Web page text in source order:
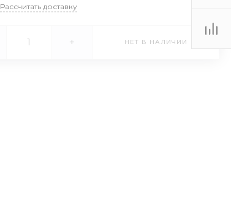
Рассчитать доставку
+ НЕТ В НАЛИЧИИ